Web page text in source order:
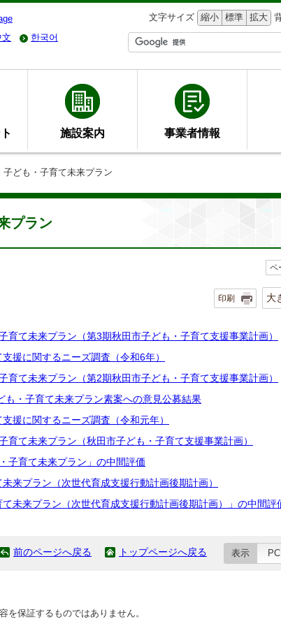
文字サイズ 縮小 標準 拡大
한국어
施設案内 事業者情報
子ども・子育て未来プラン
プラン
ペ
印刷 大
育て未来プラン（第3期秋田市子ども・子育て支援事業計画）
援に関するニーズ調査（令和6年）
育て未来プラン（第2期秋田市子ども・子育て支援事業計画）
も・子育て未来プラン素案への意見公募結果
援に関するニーズ調査（令和元年）
育て未来プラン（秋田市子ども・子育て支援事業計画）
子育て未来プラン」の中間評価
来プラン（次世代育成支援行動計画後期計画）
て未来プラン（次世代育成支援行動計画後期計画）」の中間評
前のページへ戻る トップページへ戻る 表示 PC
を保証するものではありません。